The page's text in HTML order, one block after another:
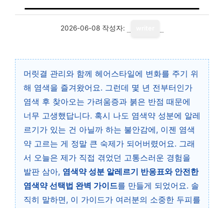
2026-06-08 작성자:
머릿결 관리와 함께 헤어스타일에 변화를 주기 위
해 염색을 즐겨왔어요. 그런데 몇 년 전부터인가
염색 후 찾아오는 가려움증과 붉은 반점 때문에
너무 고생했답니다. 혹시 나도 염색약 성분에 알레
르기가 있는 건 아닐까 하는 불안감에, 이젠 염색
약 고르는 게 정말 큰 숙제가 되어버렸어요. 그래
서 오늘은 제가 직접 겪었던 고통스러운 경험을
발판 삼아, 염색약 성분 알레르기 반응표와 안전한
염색약 선택법 완벽 가이드를 만들게 되었어요. 솔
직히 말하면, 이 가이드가 여러분의 소중한 두피를